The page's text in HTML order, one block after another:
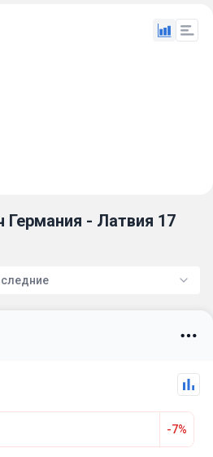
Германия - Латвия 17
-7%